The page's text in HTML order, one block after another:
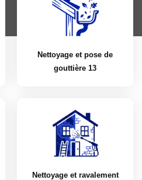
Nettoyage et pose de
gouttière 13
Nettoyage et ravalement